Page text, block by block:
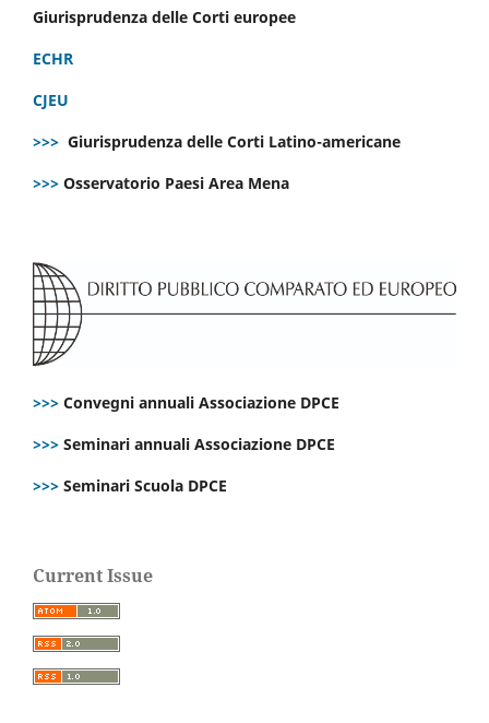
Giurisprudenza delle Corti europee
ECHR
CJEU
>>> Giurisprudenza delle Corti Latino-americane
>>> Osservatorio Paesi Area Mena
>>> Convegni annuali Associazione DPCE
>>> Seminari annuali Associazione DPCE
>>> Seminari Scuola DPCE
Current Issue